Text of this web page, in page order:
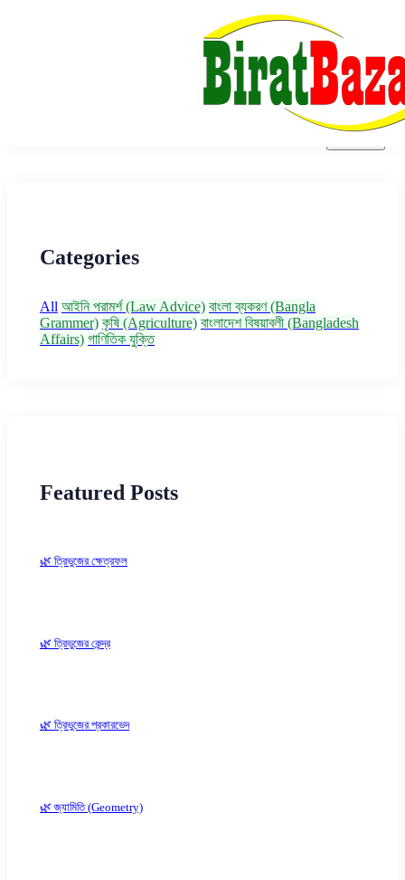
Categories
All আইনি পরামর্শ (Law Advice) বাংলা ব্যকরণ (Bangla
Grammer) কৃষি (Agriculture) বাংলাদেশ বিষয়াবলী (Bangladesh
Affairs) গাণিতিক যুক্তি
Featured Posts
🌿 ত্রিভুজের ক্ষেত্রফল
🌿 ত্রিভুজের কেন্দ্র
🌿 ত্রিভুজের প্রকারভেদ
🌿 জ্যামিতি (Geometry)